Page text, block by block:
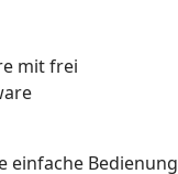
mit frei
einfache Bedienung